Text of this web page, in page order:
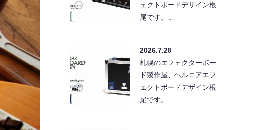
ェクトボードデザイン根
尾です。…
2026.7.28
札幌のエフェクターボー
ド製作屋、ヘルニアエフ
ェクトボードデザイン根
尾です。…